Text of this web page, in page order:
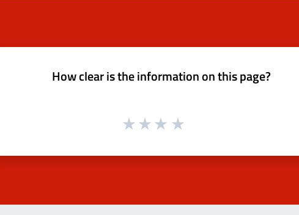
How clear is the information on this page?